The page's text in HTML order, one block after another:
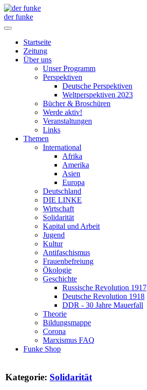
der funke
Startseite
Zeitung
Über uns
Unser Programm
Perspektiven
Deutsche Perspektiven
Weltperspektiven 2023
Bücher & Broschüren
Werde aktiv!
Veranstaltungen
Links
Themen
International
Afrika
Amerika
Asien
Europa
Deutschland
DIE LINKE
Wirtschaft
Solidarität
Kapital und Arbeit
Jugend
Kultur
Antifaschismus
Frauenbefreiung
Ökologie
Geschichte
Russische Revolution 1917
Deutsche Revolution 1918
DDR - 30 Jahre Mauerfall
Theorie
Bildungsmappe
Corona
Marxismus FAQ
Funke Shop
Kategorie: Solidarität